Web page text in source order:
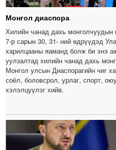
Монгол диаспора
Хилийн чанад дахь монголчуудын
7-р сарын 30, 31- ний өдрүүдэд
харилцааны яаманд болж би энэ
уулзалтад хилийн чанад дахь
Монгол улсын Диаспорагийн чиг
соёл, боловсрол, урлаг, спорт,
хэлэлцүүлэг хийв.